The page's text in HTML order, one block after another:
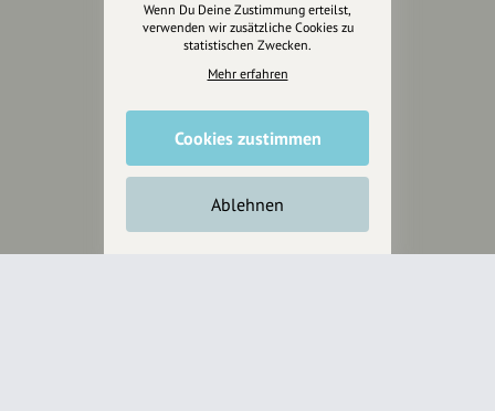
Inhalte vorschlagen
Jetzt unterstützen
Spendenquittung ausstellen.
Wenn Du Deine Zustimmung erteilst,
verwenden wir zusätzliche Cookies zu
statistischen Zwecken.
Mehr erfahren
Cookies zustimmen
Ablehnen